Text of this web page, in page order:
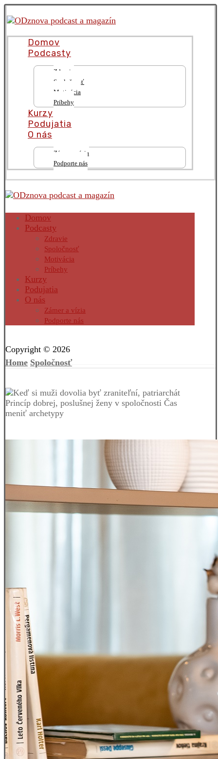
Domov
Podcasty
Zdravie
Spoločnosť
Motivácia
Príbehy
Kurzy
Podujatia
O nás
Zámer a vízia
Podporte nás
Domov
Podcasty
Zdravie
Spoločnosť
Motivácia
Príbehy
Kurzy
Podujatia
O nás
Zámer a vízia
Podporte nás
Copyright © 2026
Home Spoločnosť